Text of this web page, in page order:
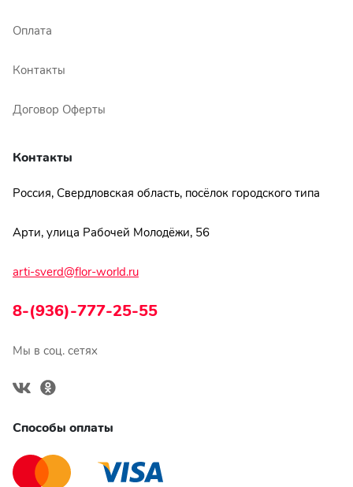
Оплата
Контакты
Договор Оферты
Контакты
Россия, Свердловская область, посёлок городского типа
Арти, улица Рабочей Молодёжи, 56
arti-sverd@flor-world.ru
8-(936)-777-25-55
Мы в соц. сетях
Способы оплаты